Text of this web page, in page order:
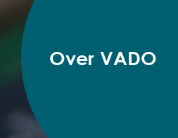
Over VADO